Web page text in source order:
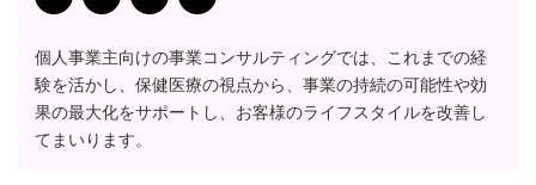
個人事業主向けの事業コンサルティングでは、これまでの経
験を活かし、保健医療の視点から、事業の持続の可能性や効
果の最大化をサポートし、お客様のライフスタイルを改善し
てまいります。